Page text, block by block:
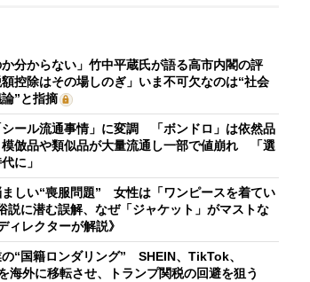
か分からない」竹中平蔵氏が語る高市内閣の評
控除はその場しのぎ」いま不可欠なのは“社会
”と指摘
ール流通事情」に変調 「ボンドロ」は依然品
倣品や類似品が大量流通し一部で値崩れ 「選
に」
しい“喪服問題” 女性は「ワンピースを着てい
説に潜む誤解、なぜ「ジャケット」がマストな
ィレクターが解説》
“国籍ロンダリング” SHEIN、TikTok、
海外に移転させ、トランプ関税の回避を狙う